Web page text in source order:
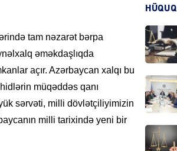
tam nəzarət bərpa
əməkdaşlıqda
açır. Azərbaycan xalqı bu
müqəddəs qanı
sərvəti, milli dövlətçiliyimizin
milli tarixində yeni bir
HÜQUQ